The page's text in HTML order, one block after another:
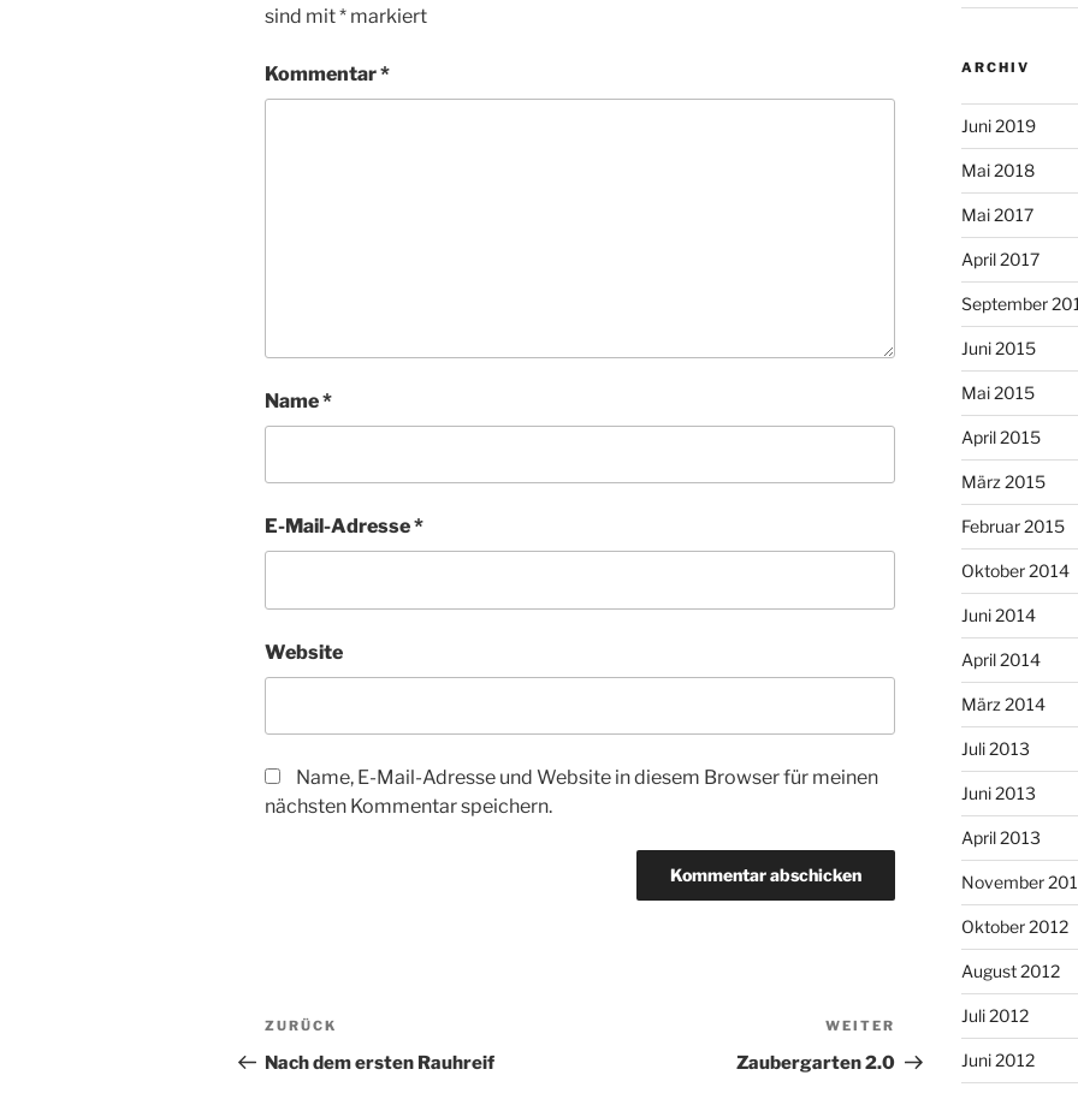
sind mit* markiert
Kommentar*
Name*
E-Mail-Adresse*
Website
Name, E-Mail-Adresse und Website in diesem Browser für meinen
nächsten Kommentar speichern.
Beitragsnavigation
Vorheriger
Beitrag
ZURÜCK
Nach dem ersten Rauhreif
Nächster
Beitrag
WEITER
Zaubergarten 2.0
ARCHIV
Juni 2019
Mai 2018
Mai 2017
April 2017
September
Juni 2015
Mai 2015
April 2015
März 2015
Februar 2015
Oktober 2014
Juni 2014
April 2014
März 2014
Juli 2013
Juni 2013
April 2013
November
Oktober 2012
August 2012
Juli 2012
Juni 2012